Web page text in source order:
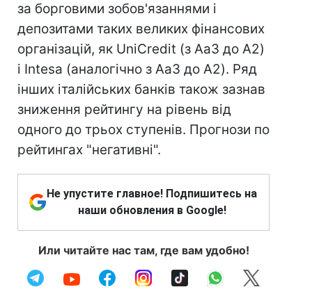
за борговими зобов'язаннями і
депозитами таких великих фінансових
організацій, як UniCredit (з Аа3 до А2)
і Intesa (аналогічно з Аа3 до А2). Ряд
інших італійських банків також зазнав
зниження рейтингу на рівень від
одного до трьох ступенів. Прогнози по
рейтингах "негативні".
Не упустите главное! Подпишитесь на
наши обновления в Google!
Или читайте нас там, где вам удобно!